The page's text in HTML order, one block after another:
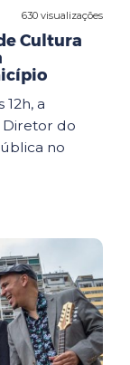
630 visualizações
Cultura
a
Diretor do
no